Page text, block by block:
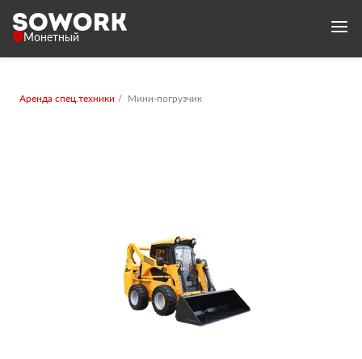
Монетный
Аренда спец.техники Мини-погрузчик